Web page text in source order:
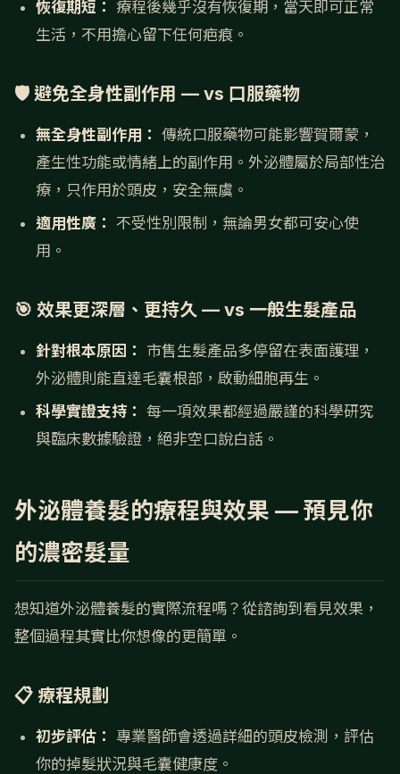
恢復期短：
療程後幾乎沒有恢復期，當天即可正常
生活，不用擔心留下任何疤痕。
🛡️ 避免全身性副作用 — vs 口服藥物
無全身性副作用： 傳統口服藥物可能影響賀爾蒙，
產生性功能或情緒上的副作用。外泌體屬於局部性治
療，只作用於頭皮，安全無虞。
適用性廣： 不受性別限制，無論男女都可安心使
用。
🎯 效果更深層、更持久 — vs 一般生髮產品
針對根本原因：
市售生髮產品多停留在表面護理，
外泌體則能直達毛囊根部，啟動細胞再生。
科學實證支持： 每一項效果都經過嚴謹的科學研究
與臨床數據驗證，絕非空口說白話。
外泌體養髮的療程與效果 — 預見你
的濃密髮量
想知道外泌體養髮的實際流程嗎？從諮詢到看見效果，
整個過程其實比你想像的更簡單。
📋 療程規劃
初步評估：
專業醫師會透過詳細的頭皮檢測，評估
你的掉髮狀況與毛囊健康度。